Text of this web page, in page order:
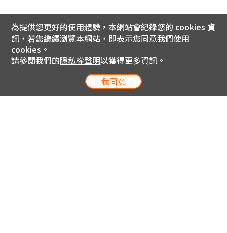
為提供您更好的使用體驗，本網站會紀錄您的 cookies 資
訊，若您繼續瀏覽本網站，即表示您同意我們使用
cookies。
請參閱我們的隱私權聲明以獲得更多資訊。
我同意